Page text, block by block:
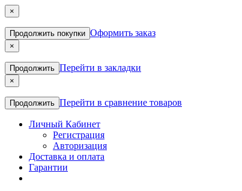
×
Продолжить покупки Оформить заказ
×
Продолжить Перейти в закладки
×
Продолжить Перейти в сравнение товаров
Личный Кабинет
Регистрация
Авторизация
Доставка и оплата
Гарантии